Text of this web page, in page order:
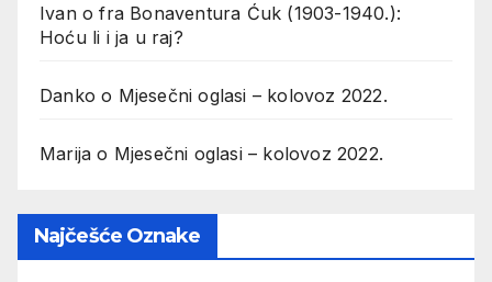
Ivanofra Bonaventura Ćuk (1903-1940.):
Hoću li i ja u raj?
Danko o Mjesečni oglasi – kolovoz 2022.
Marija o Mjesečni oglasi – kolovoz 2022.
Najčešće Oznake